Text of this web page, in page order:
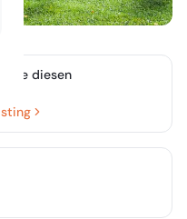
Sie diesen